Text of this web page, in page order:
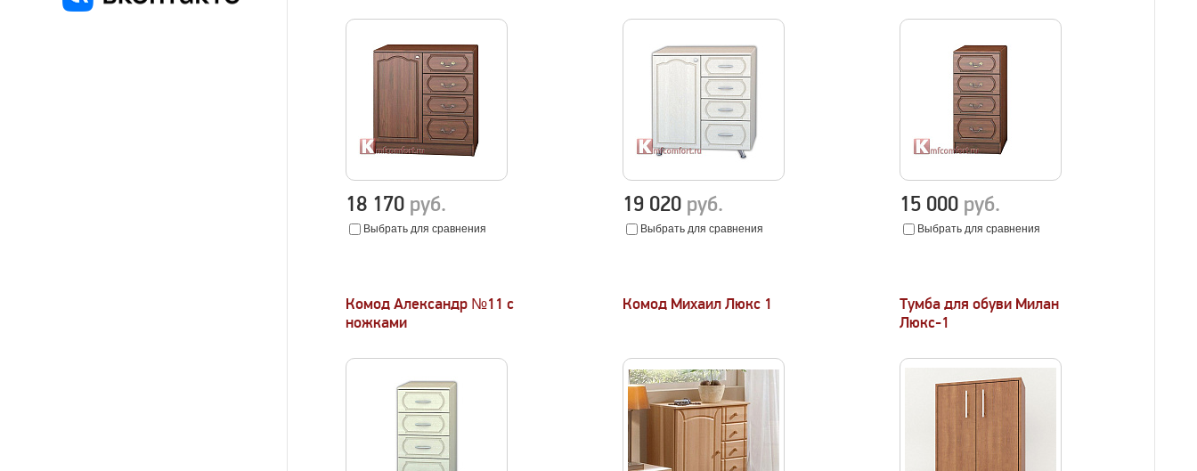
18 170 руб.
Выбрать для сравнения
19 020 руб.
Выбрать для сравнения
15 000 руб.
Выбрать для сравнения
Комод Александр №11 с
ножками
Комод Михаил Люкс 1
Тумба для обуви Милан
Люкс-1